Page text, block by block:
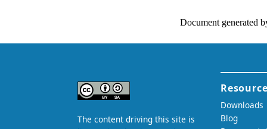
Document generated